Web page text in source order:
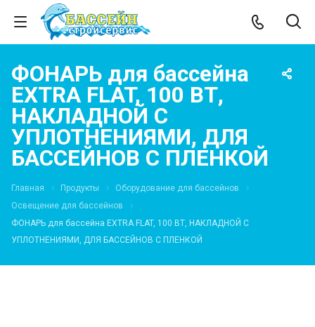
ФОНАРЬ для бассейна
EXTRA FLAT, 100 ВТ,
НАКЛАДНОЙ С
УПЛОТНЕНИЯМИ, ДЛЯ
БАССЕЙНОВ С ПЛЕНКОЙ
Главная Продукты
Оборудование для бассейнов
Освещение для бассейнов
ФОНАРЬ для бассейна EXTRA FLAT, 100 ВТ, НАКЛАДНОЙ С
УПЛОТНЕНИЯМИ, ДЛЯ БАССЕЙНОВ С ПЛЕНКОЙ